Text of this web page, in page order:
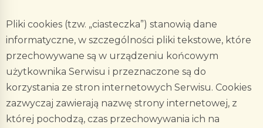
Pliki cookies (tzw. „ciasteczka”) stanowią dane
informatyczne, w szczególności pliki tekstowe, które
przechowywane są w urządzeniu końcowym
użytkownika Serwisu i przeznaczone są do
korzystania ze stron internetowych Serwisu. Cookies
zazwyczaj zawierają nazwę strony internetowej, z
której pochodzą, czas przechowywania ich na